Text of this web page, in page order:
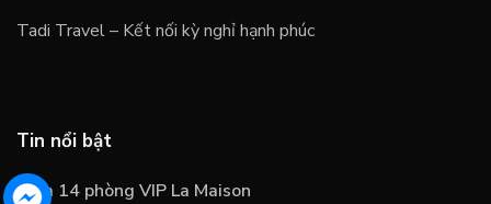
Tadi Travel – Kết nối kỳ nghỉ hạnh phúc
Tin nổi bật
Villa 14 phòng VIP La Maison